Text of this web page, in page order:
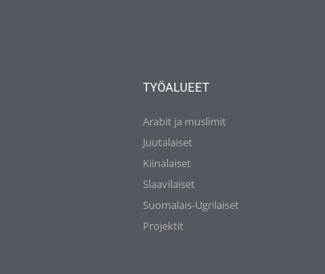
TYÖALUEET
Arabit ja muslimit
Juutalaiset
Kiinalaiset
Slaavilaiset
Suomalais-Ugrilaiset
Projektit